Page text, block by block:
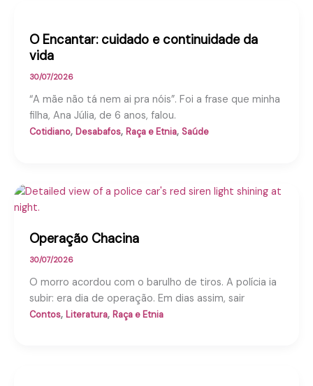
O Encantar: cuidado e continuidade da
vida
30/07/2026
“A mãe não tá nem ai pra nóis”. Foi a frase que minha
filha, Ana Júlia, de 6 anos, falou.
Cotidiano, Desabafos, Raça e Etnia, Saúde
Operação Chacina
30/07/2026
O morro acordou com o barulho de tiros. A polícia ia
subir: era dia de operação. Em dias assim, sair
Contos, Literatura, Raça e Etnia